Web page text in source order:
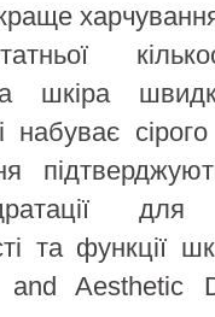
шкіра
набуває
для
та функції
Aesthetic